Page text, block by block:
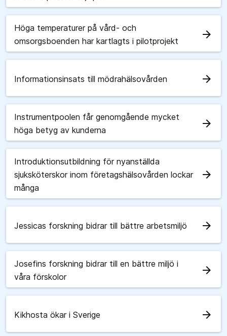
Höga temperaturer på vård- och
omsorgsboenden har kartlagts i pilotprojekt
arrow_forward
Informationsinsats till mödrahälsovården arrow_forward
Instrumentpoolen får genomgående mycket
höga betyg av kunderna
arrow_forward
Introduktionsutbildning för nyanställda
sjuksköterskor inom företagshälsovården lockar
många
arrow_forward
Jessicas forskning bidrar till bättre arbetsmiljö arrow_forward
Josefins forskning bidrar till en bättre miljö i
våra förskolor
arrow_forward
Kikhosta ökar i Sverige arrow_forward